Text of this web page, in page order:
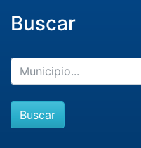
Buscar
Buscar